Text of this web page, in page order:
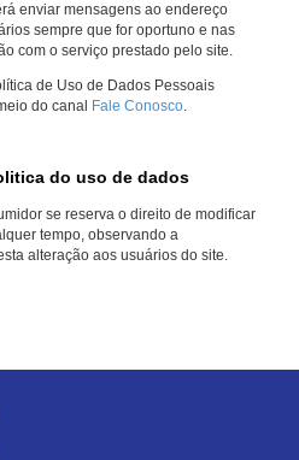
enviar mensagens ao endereço
sempre que for oportuno e nas
com o serviço prestado pelo site.
de Uso de Dados Pessoais
do canal Fale Conosco.
do uso de dados
se reserva o direito de modificar
tempo, observando a
alteração aos usuários do site.